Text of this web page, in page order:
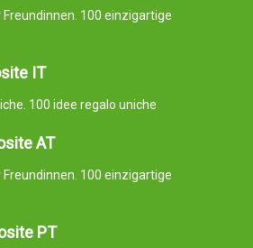
100 einzigartige
IT
100 idee regalo uniche
AT
100 einzigartige
PT